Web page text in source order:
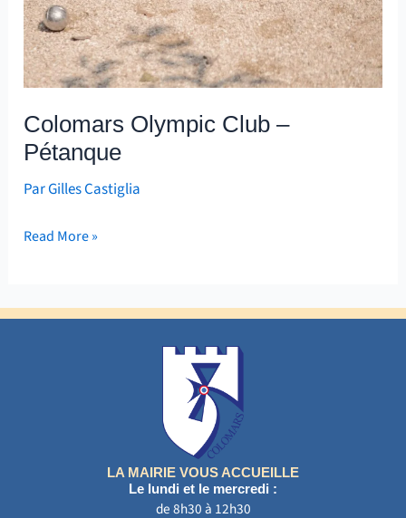
Colomars Olympic Club –
Pétanque
ParGilles Castiglia
Read More »
LA MAIRIE VOUS ACCUEILLE
Le lundi et le mercredi :
de 8h30 à 12h30